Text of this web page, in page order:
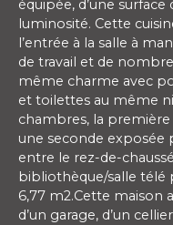
équipée, d’une surface
luminosité. Cette
l’entrée à la salle à
de travail et de
même charme avec
et toilettes au même
chambres, la
une seconde exposée
entre le rez-de-
bibliothèque/salle télé
6,77 m2.Cette maison
d’un garage, d’un